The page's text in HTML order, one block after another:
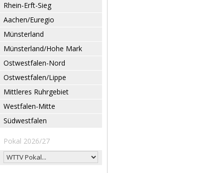
Rhein-Erft-Sieg
Aachen/Euregio
Münsterland
Münsterland/Hohe Mark
Ostwestfalen-Nord
Ostwestfalen/Lippe
Mittleres Ruhrgebiet
Westfalen-Mitte
Südwestfalen
Pokal 2026/27